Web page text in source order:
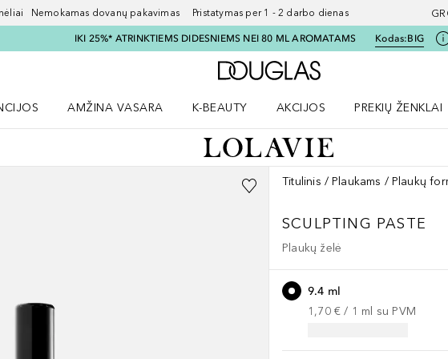
Nemokamas dovanų pakavimas Pristatymas per 1 - 2 darbo dienas
IKI 25%* ATRINKTIEMS DIDESNIEMS NEI 80 ML AROMATAMS Kodas:BIG
Į Douglas pagrindinį
AMŽINA VASARA
K-BEAUTY
AKCIJOS
PREKIŲ ŽENKLAI
Titulinis Plaukams Plaukų
SCULPTING PASTE
Plaukų želė
9.4 ml
1,70 € / 1 ml su PVM